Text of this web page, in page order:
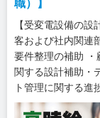
【受変電設備の
客および社内関連
要件整理の補助 ・
関する設計補助・
ト管理に関する進